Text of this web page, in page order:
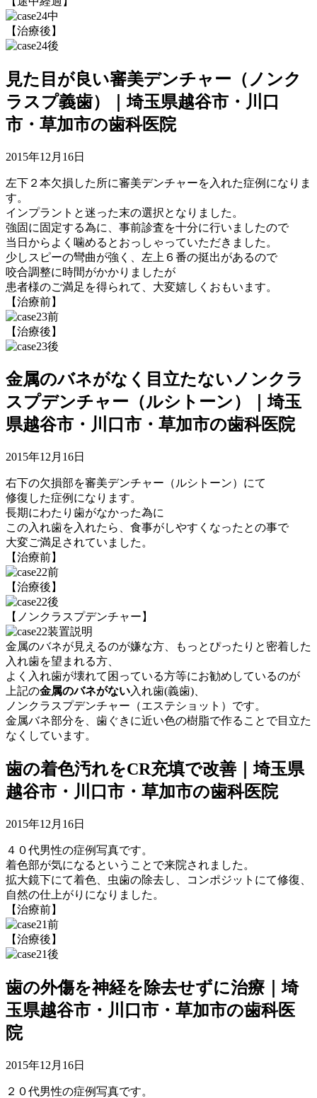
【治療後】
見た目が良い審美デンチャー（ノンク
ラスプ義歯）｜埼玉県越谷市・川口
市・草加市の歯科医院
2015年12月16日
左下２本欠損した所に審美デンチャーを入れた症例になりま
す。
インプラントと迷った末の選択となりました。
強固に固定する為に、事前診査を十分に行いましたので
当日からよく噛めるとおっしゃっていただきました。
少しスピーの彎曲が強く、左上６番の挺出があるので
咬合調整に時間がかかりましたが
患者様のご満足を得られて、大変嬉しくおもいます。
【治療前】
【治療後】
金属のバネがなく目立たないノンクラ
スプデンチャー（ルシトーン）｜埼玉
県越谷市・川口市・草加市の歯科医院
2015年12月16日
右下の欠損部を審美デンチャー（ルシトーン）にて
修復した症例になります。
長期にわたり歯がなかった為に
この入れ歯を入れたら、食事がしやすくなったとの事で
大変ご満足されていました。
【治療前】
【治療後】
【ノンクラスプデンチャー】
金属のバネが見えるのが嫌な方、もっとぴったりと密着した
入れ歯を望まれる方、
よく入れ歯が壊れて困っている方等にお勧めしているのが
上記の金属のバネがない入れ歯(義歯)、
ノンクラスプデンチャー（エステショット）です。
金属バネ部分を、歯ぐきに近い色の樹脂で作ることで目立た
なくしています。
歯の着色汚れをCR充填で改善｜埼玉県
越谷市・川口市・草加市の歯科医院
2015年12月16日
４０代男性の症例写真です。
着色部が気になるということで来院されました。
拡大鏡下にて着色、虫歯の除去し、コンポジットにて修復、
自然の仕上がりになりました。
【治療前】
【治療後】
歯の外傷を神経を除去せずに治療｜埼
玉県越谷市・川口市・草加市の歯科医
院
2015年12月16日
２０代男性の症例写真です。